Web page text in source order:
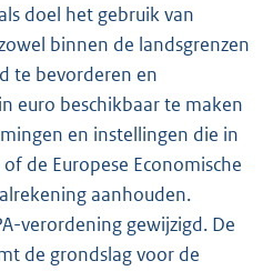
doel het gebruik van
binnen de landsgrenzen
te bevorderen en
euro beschikbaar te maken
en instellingen die in
de Europese Economische
aanhouden.
verordening gewijzigd. De
de grondslag voor de